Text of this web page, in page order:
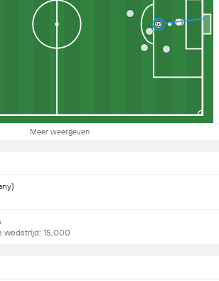
Meer weergeven
wedstrijd: 15,000